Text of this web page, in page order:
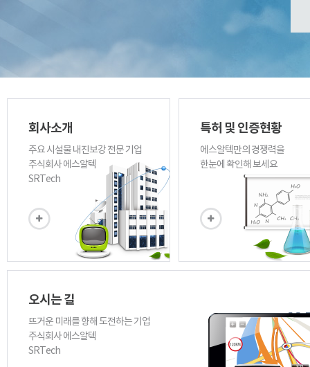
회사소개
주요 시설물 내진보강 전문 기업
주식회사 에스알텍
SRTech
특허 및 인증현황
에스알텍만의 경쟁력을
한눈에 확인해 보세요
오시는 길
뜨거운 미래를 향해 도전하는 기업
주식회사 에스알텍
SRTech